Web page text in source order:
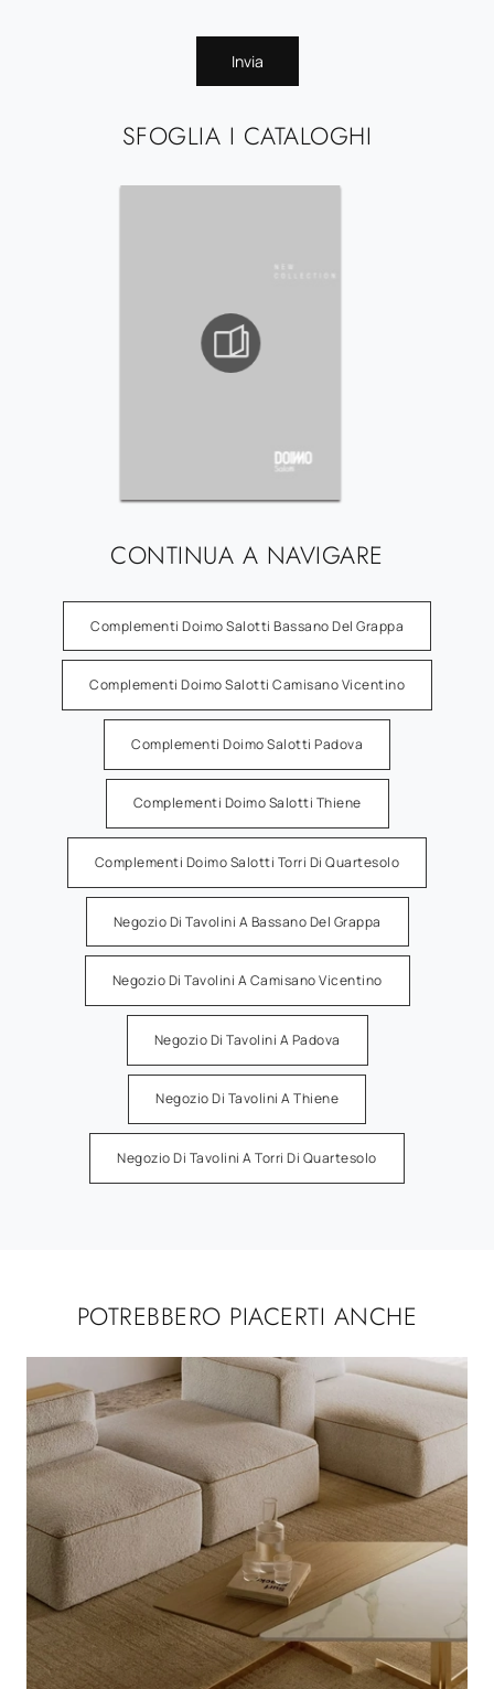
SFOGLIA I CATALOGHI
CONTINUA A NAVIGARE
Complementi Doimo Salotti Bassano Del Grappa
Complementi Doimo Salotti Camisano Vicentino
Complementi Doimo Salotti Padova
Complementi Doimo Salotti Thiene
Complementi Doimo Salotti Torri Di Quartesolo
Negozio Di Tavolini A Bassano Del Grappa
Negozio Di Tavolini A Camisano Vicentino
Negozio Di Tavolini A Padova
Negozio Di Tavolini A Thiene
Negozio Di Tavolini A Torri Di Quartesolo
Invia
POTREBBERO PIACERTI ANCHE